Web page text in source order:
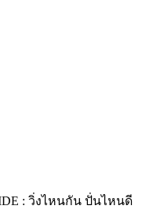
: วิ่งไหนกัน ปั่นไหนดี